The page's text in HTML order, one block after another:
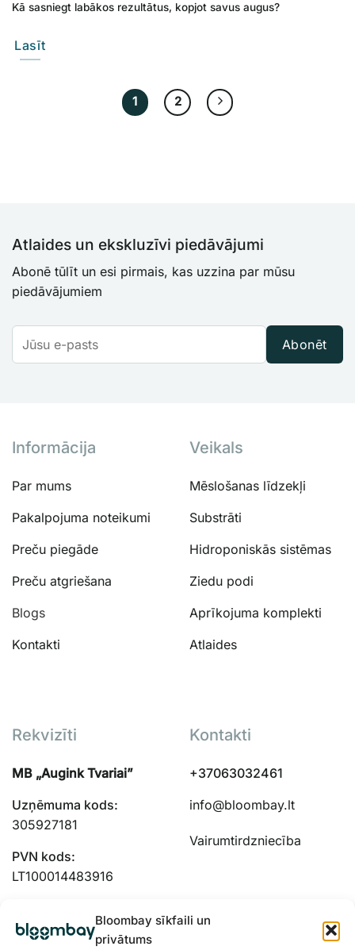
Bloombay sīkfaili un
privātums
Kā sasniegt labākos rezultātus, kopjot savus augus?
Lasīt
1 2
Atlaides un ekskluzīvi piedāvājumi
Abonē tūlīt un esi pirmais, kas uzzina par mūsu
piedāvājumiem
Abonēt
Informācija
Par mums
Pakalpojuma noteikumi
Preču piegāde
Preču atgriešana
Blogs
Kontakti
Veikals
Mēslošanas līdzekļi
Substrāti
Hidroponiskās sistēmas
Ziedu podi
Aprīkojuma komplekti
Atlaides
Rekvizīti
MB „Augink Tvariai”
Uzņēmuma kods:
305927181
PVN kods:
LT100014483916
Panieru g. 51-103,
Kontakti
+37063032461
info@bloombay.lt
Vairumtirdzniecība